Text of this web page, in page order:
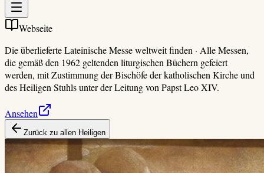
Webseite
Die überlieferte Lateinische Messe weltweit finden · Alle Messen,
die gemäß den 1962 geltenden liturgischen Büchern gefeiert
werden, mit Zustimmung der Bischöfe der katholischen Kirche und
des Heiligen Stuhls unter der Leitung von Papst Leo XIV.
Ansehen
Zurück zu allen Heiligen